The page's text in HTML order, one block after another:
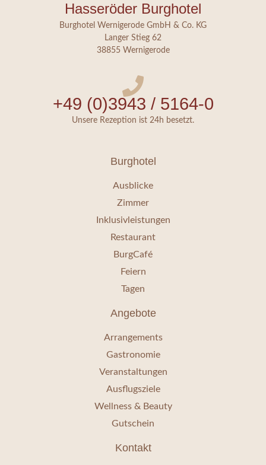
Hasseröder Burghotel
Burghotel Wernigerode GmbH & Co. KG
Langer Stieg 62
38855 Wernigerode
+49 (0)3943 / 5164-0
Unsere Rezeption ist 24h besetzt.
Burghotel
Ausblicke
Zimmer
Inklusivleistungen
Restaurant
BurgCafé
Feiern
Tagen
Angebote
Arrangements
Gastronomie
Veranstaltungen
Ausflugsziele
Wellness & Beauty
Gutschein
Kontakt